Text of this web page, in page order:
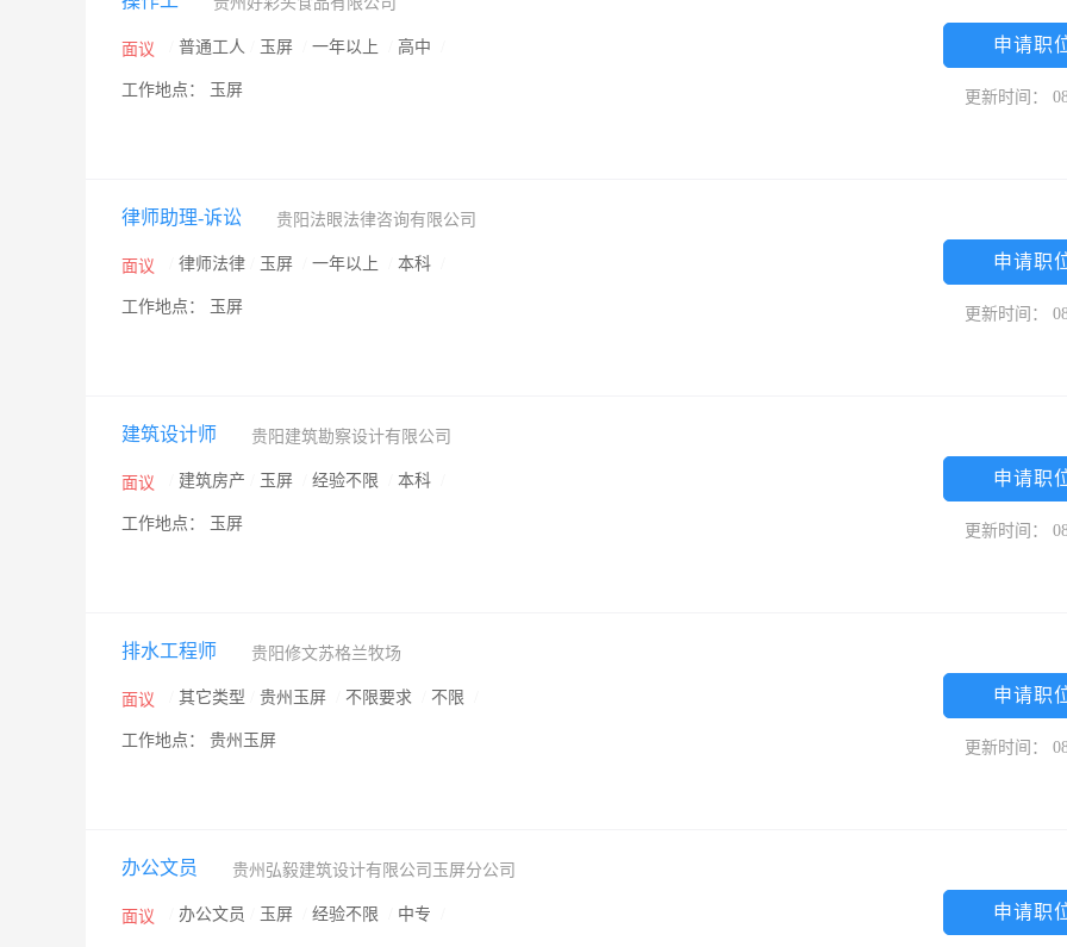
面议 普通工人 玉屏 一年以上 高中
工作地点： 玉屏
申请职
更新时间：
律师助理-诉讼 贵阳法眼法律咨询有限公司
面议 律师法律 玉屏 一年以上 本科
工作地点： 玉屏
申请职
更新时间：
建筑设计师 贵阳建筑勘察设计有限公司
面议 建筑房产 玉屏 经验不限 本科
工作地点： 玉屏
申请职
更新时间：
排水工程师 贵阳修文苏格兰牧场
面议 其它类型 贵州玉屏 不限要求 不限
工作地点： 贵州玉屏
申请职
更新时间：
办公文员 贵州弘毅建筑设计有限公司玉屏分公司
面议 办公文员 玉屏 经验不限 中专 申请职